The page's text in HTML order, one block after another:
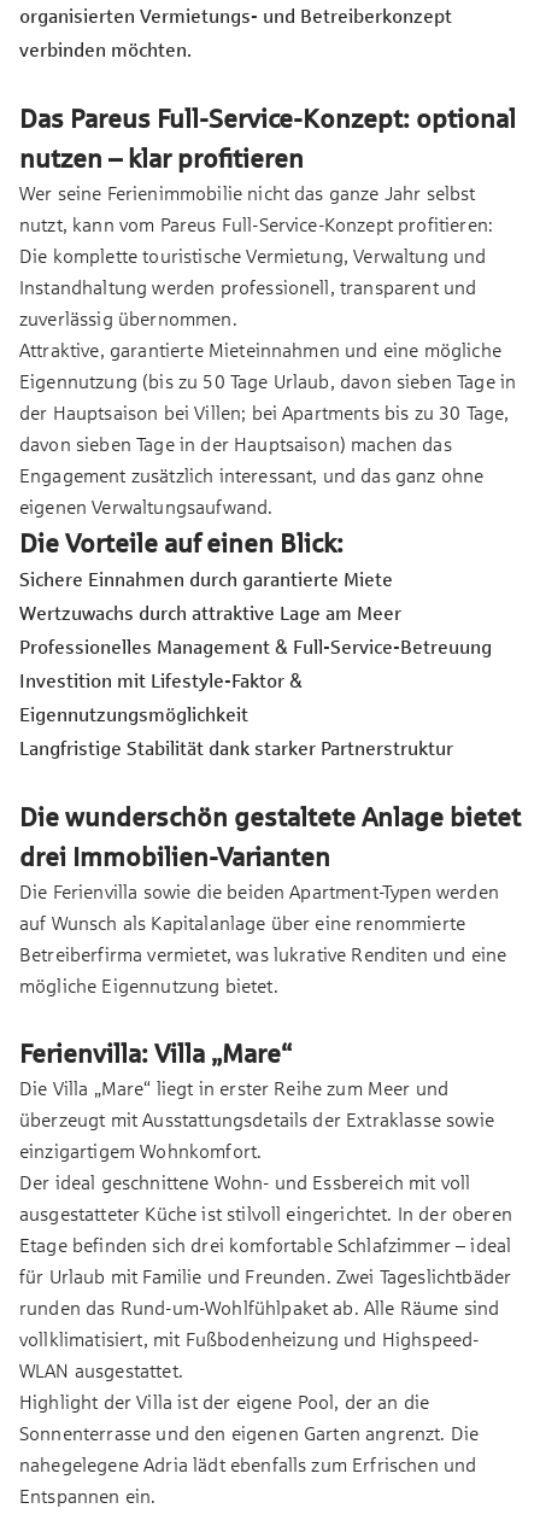
organisierten Vermietungs- und Betreiberkonzept
verbinden möchten.
Das Pareus Full-Service-Konzept: optional
nutzen – klar profitieren
Wer seine Ferienimmobilie nicht das ganze Jahr selbst
nutzt, kann vom Pareus Full-Service-Konzept profitieren:
Die komplette touristische Vermietung, Verwaltung und
Instandhaltung werden professionell, transparent und
zuverlässig übernommen.
Attraktive, garantierte Mieteinnahmen und eine mögliche
Eigennutzung (bis zu 50 Tage Urlaub, davon sieben Tage in
der Hauptsaison bei Villen; bei Apartments bis zu 30 Tage,
davon sieben Tage in der Hauptsaison) machen das
Engagement zusätzlich interessant, und das ganz ohne
eigenen Verwaltungsaufwand.
Die Vorteile auf einen Blick:
Sichere Einnahmen durch garantierte Miete
Wertzuwachs durch attraktive Lage am Meer
Professionelles Management & Full-Service-Betreuung
Investition mit Lifestyle-Faktor &
Eigennutzungsmöglichkeit
Langfristige Stabilität dank starker Partnerstruktur
Die wunderschön gestaltete Anlage bietet
drei Immobilien-Varianten
Die Ferienvilla sowie die beiden Apartment-Typen werden
auf Wunsch als Kapitalanlage über eine renommierte
Betreiberfirma vermietet, was lukrative Renditen und eine
mögliche Eigennutzung bietet.
Ferienvilla: Villa „Mare“
Die Villa „Mare“ liegt in erster Reihe zum Meer und
überzeugt mit Ausstattungsdetails der Extraklasse sowie
einzigartigem Wohnkomfort.
Der ideal geschnittene Wohn- und Essbereich mit voll
ausgestatteter Küche ist stilvoll eingerichtet. In der oberen
Etage befinden sich drei komfortable Schlafzimmer – ideal
für Urlaub mit Familie und Freunden. Zwei Tageslichtbäder
runden das Rund-um-Wohlfühlpaket ab. Alle Räume sind
vollklimatisiert, mit Fußbodenheizung und Highspeed-
WLAN ausgestattet.
Highlight der Villa ist der eigene Pool, der an die
Sonnenterrasse und den eigenen Garten angrenzt. Die
nahegelegene Adria lädt ebenfalls zum Erfrischen und
Entspannen ein.